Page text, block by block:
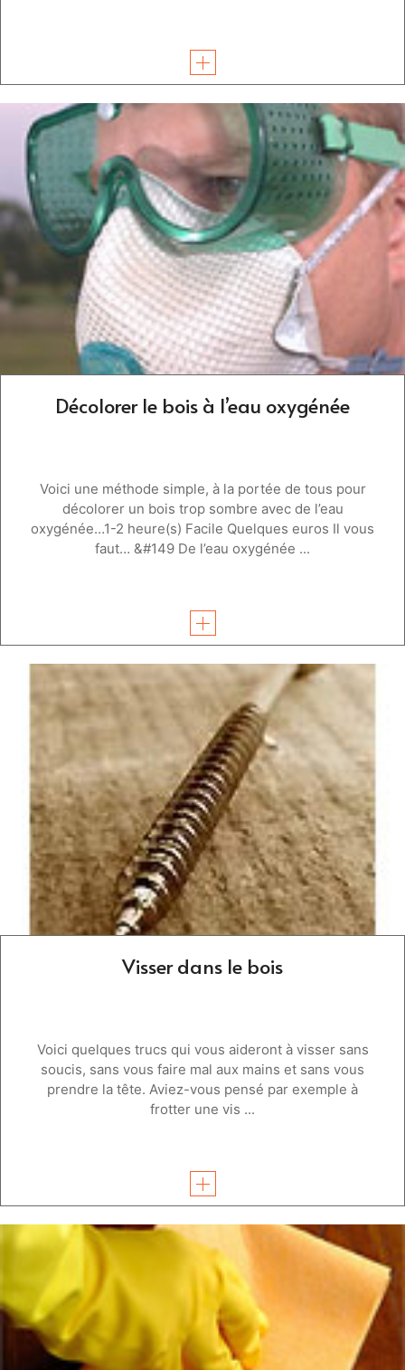
Décolorer le bois à l’eau oxygénée
Voici une méthode simple, à la portée de tous pour
décolorer un bois trop sombre avec de l’eau
oxygénée…1-2 heure(s) Facile Quelques euros Il vous
faut… &#149 De l’eau oxygénée ...
Visser dans le bois
Voici quelques trucs qui vous aideront à visser sans
soucis, sans vous faire mal aux mains et sans vous
prendre la tête. Aviez-vous pensé par exemple à
frotter une vis ...